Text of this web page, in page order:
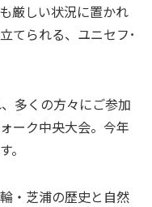
厳しい状況に置かれ
てられる、ユニセフ･
多くの方々にご参加
ーク中央大会。今年
。
・芝浦の歴史と自然